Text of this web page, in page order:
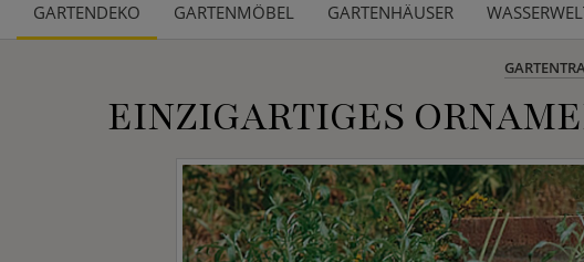
GARTENDEKO GARTENMÖBEL GARTENHÄUSER
EINZIGARTIGES